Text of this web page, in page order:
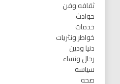
ثقافه وفن
حوادث
خدمات
خواطر ونثريات
دنيا ودين
رجال ونساء
سياسه
صحه